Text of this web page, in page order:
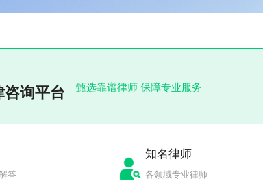
咨询平台 甄选靠谱律师 保障专业服务
答
知名律师
各领域专业律师